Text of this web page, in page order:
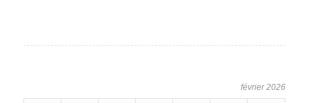
février 2026